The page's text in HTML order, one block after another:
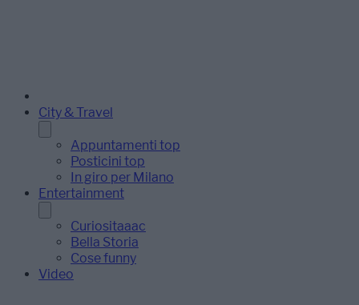
City & Travel
Appuntamenti top
Posticini top
In giro per Milano
Entertainment
Curiositaaac
Bella Storia
Cose funny
Video